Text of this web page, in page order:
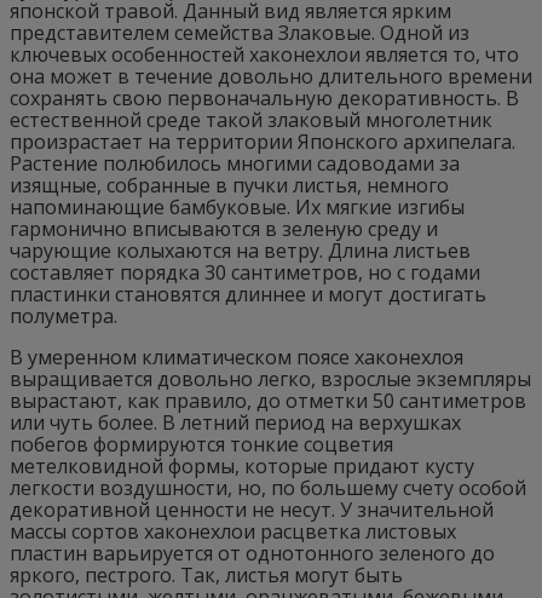
японской травой. Данный вид является ярким
представителем семейства Злаковые. Одной из
ключевых особенностей хаконехлои является то, что
она может в течение довольно длительного времени
сохранять свою первоначальную декоративность. В
естественной среде такой злаковый многолетник
произрастает на территории Японского архипелага.
Растение полюбилось многими садоводами за
изящные, собранные в пучки листья, немного
напоминающие бамбуковые. Их мягкие изгибы
гармонично вписываются в зеленую среду и
чарующие колыхаются на ветру. Длина листьев
составляет порядка 30 сантиметров, но с годами
пластинки становятся длиннее и могут достигать
полуметра.
В умеренном климатическом поясе хаконехлоя
выращивается довольно легко, взрослые экземпляры
вырастают, как правило, до отметки 50 сантиметров
или чуть более. В летний период на верхушках
побегов формируются тонкие соцветия
метелковидной формы, которые придают кусту
легкости воздушности, но, по большему счету особой
декоративной ценности не несут. У значительной
массы сортов хаконехлои расцветка листовых
пластин варьируется от однотонного зеленого до
яркого, пестрого. Так, листья могут быть